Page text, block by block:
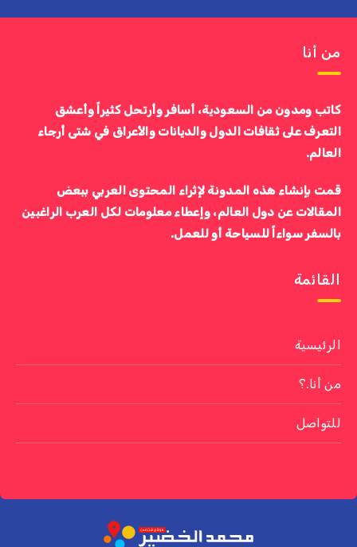
من أنا
كاتب ومدون من السعودية، أسافر وأرتحل كثيراً وأعشق
التعرف على ثقافات الدول والديانات والأعراق في شتى أرجاء
العالم.
قمت بإنشاء هذه المدونة لإثراء المحتوى العربي ببعض
المقالات عن دول العالم، وإعطاء معلومات لكل العرب الراغبين
بالسفر سواءاً للسياحة أو للعمل.
القائمة
الرئيسية
من أنا.؟
للتواصل